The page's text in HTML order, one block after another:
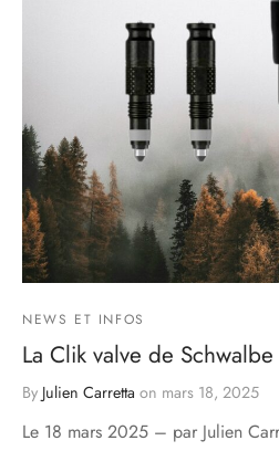
NEWS ET INFOS
La Clik valve de Schwalbe
By Julien Carretta on mars 18, 2025
Le 18 mars 2025 – par Julien